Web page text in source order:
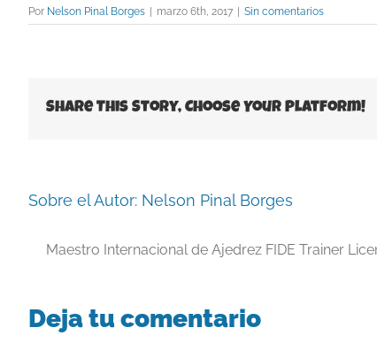
Por Nelson Pinal Borges | marzo 6th, 2017 | Sin comentarios
Share This Story, Choose Your Platform!
Sobre el Autor: Nelson Pinal Borges
Maestro Internacional de Ajedrez FIDE Trainer
Deja tu comentario